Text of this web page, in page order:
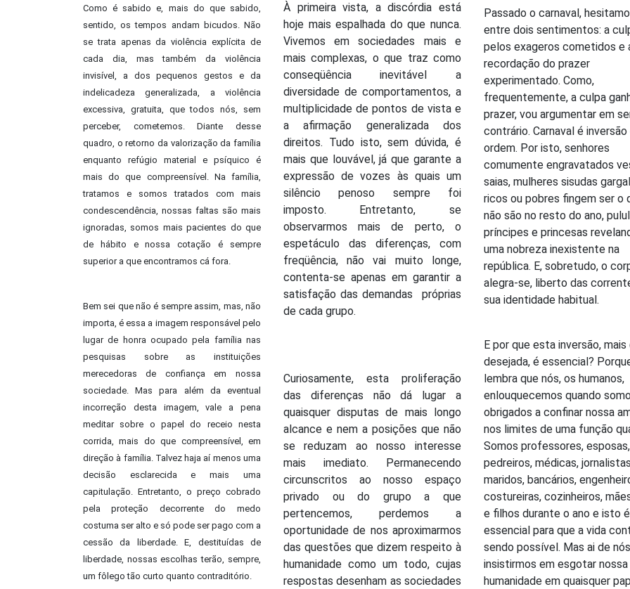
Como é sabido e, mais do que sabido,
sentido, os tempos andam bicudos. Não
se trata apenas da violência explícita de
cada dia, mas também da violência
invisível, a dos pequenos gestos e da
indelicadeza generalizada, a violência
excessiva, gratuita, que todos nós, sem
perceber, cometemos. Diante desse
quadro, o retorno da valorização da família
enquanto refúgio material e psíquico é
mais do que compreensível. Na família,
tratamos e somos tratados com mais
condescendência, nossas faltas são mais
ignoradas, somos mais pacientes do que
de hábito e nossa cotação é sempre
superior a que encontramos cá fora.
Bem sei que não é sempre assim, mas, não
importa, é essa a imagem responsável pelo
lugar de honra ocupado pela família nas
pesquisas sobre as instituições
merecedoras de confiança em nossa
sociedade. Mas para além da eventual
incorreção desta imagem, vale a pena
meditar sobre o papel do receio nesta
corrida, mais do que compreensível, em
direção à família. Talvez haja aí menos uma
decisão esclarecida e mais uma
capitulação. Entretanto, o preço cobrado
pela proteção decorrente do medo
costuma ser alto e só pode ser pago com a
cessão da liberdade. E, destituídas de
liberdade, nossas escolhas terão, sempre,
um fôlego tão curto quanto contraditório.
À primeira vista, a discórdia está
hoje mais espalhada do que nunca.
Vivemos em sociedades mais e
mais complexas, o que traz como
conseqüência inevitável a
diversidade de comportamentos, a
multiplicidade de pontos de vista e
a afirmação generalizada dos
direitos. Tudo isto, sem dúvida, é
mais que louvável, já que garante a
expressão de vozes às quais um
silêncio penoso sempre foi
imposto. Entretanto, se
observarmos mais de perto, o
espetáculo das diferenças, com
freqüência, não vai muito longe,
contenta-se apenas em garantir a
satisfação das demandas próprias
de cada grupo.
Curiosamente, esta proliferação
das diferenças não dá lugar a
quaisquer disputas de mais longo
alcance e nem a posições que não
se reduzam ao nosso interesse
mais imediato. Permanecendo
circunscritos ao nosso espaço
privado ou do grupo a que
pertencemos, perdemos a
oportunidade de nos aproximarmos
das questões que dizem respeito à
humanidade como um todo, cujas
respostas desenham as sociedades
Passado o carnaval,
entre dois sentimentos: a
pelos exageros cometidos e
recordação do prazer
experimentado. Como,
frequentemente, a culpa
prazer, vou argumentar em
contrário. Carnaval é inversão
ordem. Por isto, senhores
comumente engravatados
saias, mulheres sisudas
ricos ou pobres fingem ser o
não são no resto do ano,
príncipes e princesas
uma nobreza inexistente na
república. E, sobretudo, o
alegra-se, liberto das
sua identidade habitual.
E por que esta inversão, mais
desejada, é essencial?
lembra que nós, os humanos,
enlouquecemos quando
obrigados a confinar nossa
nos limites de uma função
Somos professores, esposas,
pedreiros, médicas,
maridos, bancários,
costureiras, cozinheiros,
e filhos durante o ano e isto é
essencial para que a vida
sendo possível. Mas ai de
insistirmos em esgotar nossa
humanidade em quaisquer